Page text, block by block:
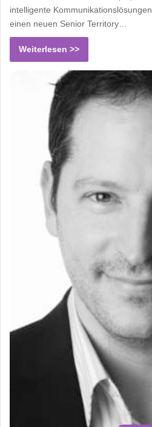
intelligente
einen neuen Senior Territory…
Weiterlesen >>